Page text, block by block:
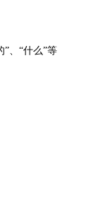
、“什么”等